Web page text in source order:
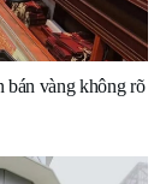
bán vàng không rõ